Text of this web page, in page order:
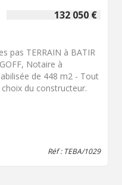
132 050 €
pas TERRAIN à BATIR
Notaire à
de 448 m2 - Tout
du constructeur.
Réf : TEBA/1029